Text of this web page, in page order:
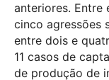
anteriores. Entre
cinco agressões
entre dois e
11 casos de
de produção de